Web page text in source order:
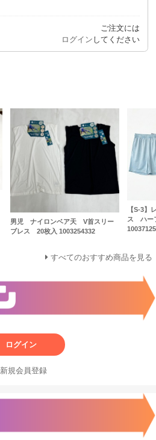
ご注文には
ログイン してください
男児 ナイロンベア天 V首スリー
ブレス 20枚入 1003254332
【S-3】
ス ハー
すべてのおすすめ商品を見る
ログイン
新規会員登録